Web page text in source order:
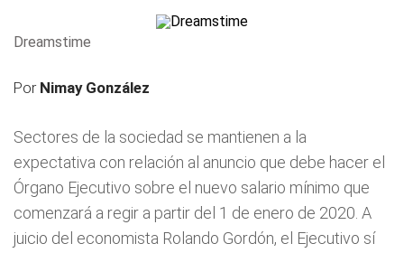
Dreamstime
Por Nimay González
Sectores de la sociedad se mantienen a la
expectativa con relación al anuncio que debe hacer el
Órgano Ejecutivo sobre el nuevo salario mínimo que
comenzará a regir a partir del 1 de enero de 2020. A
juicio del economista Rolando Gordón, el Ejecutivo sí